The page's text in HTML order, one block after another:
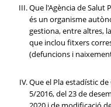
Que l'Agència de Salut
és un organisme
gestiona, entre altres,
que inclou fitxers
(defuncions i
Que el Pla estadístic
5/2016, del 23 de